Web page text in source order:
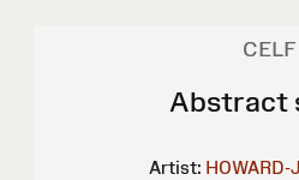
CELF
Abstract
Artist: HOWARD-